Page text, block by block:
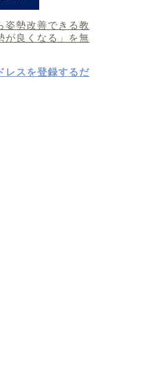
姿勢改善できる教
が良くなる」を無
レスを登録するだ